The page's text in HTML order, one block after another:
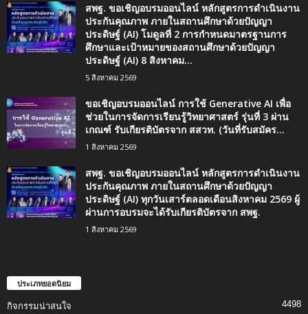
สพฐ. ขอเชิญอบรมออนไลน์ หลักสูตรการดำเนินงาน
ประกันคุณภาพ ภายในสถานศึกษาด้วยปัญญา
ประดิษฐ์ (AI) โมดูลที่ 2 การกำหนดมาตรฐานการ
ศึกษาและเป้าหมายของสถานศึกษาด้วยปัญญา
ประดิษฐ์ (AI) 8 สิงหาคม...
5 สิงหาคม 2569
ขอเชิญอบรมออนไลน์ การใช้ Generative AI เพื่อ
ช่วยในการจัดการเรียนรู้วิทยาศาสตร์ รุ่นที่ 3 ผ่าน
เกณฑ์ รับเกียรติบัตรจาก สสวท. (วันที่รับสมัคร...
1 สิงหาคม 2569
สพฐ. ขอเชิญอบรมออนไลน์ หลักสูตรการดำเนินงาน
ประกันคุณภาพ ภายในสถานศึกษาด้วยปัญญา
ประดิษฐ์ (AI) ทุกวันเสาร์ตลอดเดือนสิงหาคม 2569 ผู้
ผ่านการอบรมจะได้รับเกียรติบัตรจาก สพฐ.
1 สิงหาคม 2569
ประเภทยอดนิยม
กิจกรรมน่าสนใจ 4498